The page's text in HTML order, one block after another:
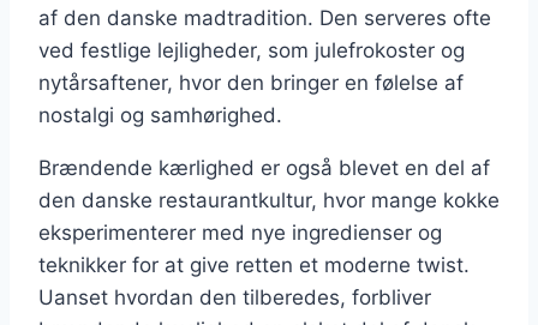
af den danske madtradition. Den serveres ofte
ved festlige lejligheder, som julefrokoster og
nytårsaftener, hvor den bringer en følelse af
nostalgi og samhørighed.
Brændende kærlighed er også blevet en del af
den danske restaurantkultur, hvor mange kokke
eksperimenterer med nye ingredienser og
teknikker for at give retten et moderne twist.
Uanset hvordan den tilberedes, forbliver